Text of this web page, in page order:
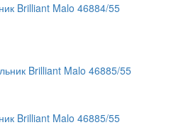
Brilliant Malo 46884/55
Brilliant Malo 46885/55